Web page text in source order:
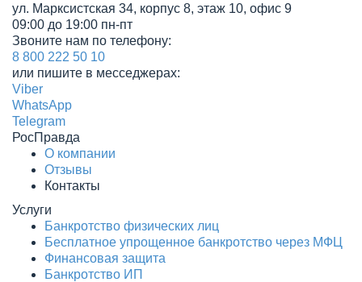
ул. Марксистская 34, корпус 8, этаж 10, офис 9
09:00 до 19:00 пн-пт
Звоните нам по телефону:
8 800 222 50 10
или пишите в месседжерах:
Viber
WhatsApp
Telegram
РосПравда
О компании
Отзывы
Контакты
Услуги
Банкротство физических лиц
Бесплатное упрощенное банкротство через МФЦ
Финансовая защита
Банкротство ИП